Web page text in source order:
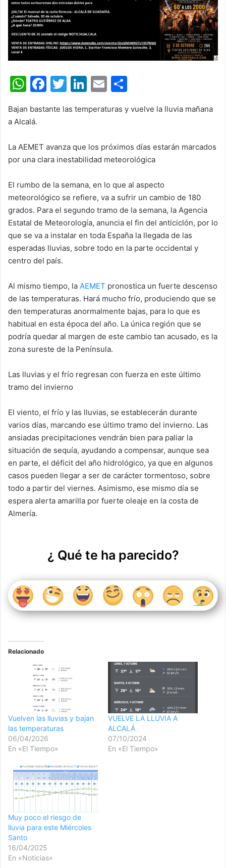
W
at
A
p
p
F
c
b
o
o
k
T
itt
Li
k
dI
n
E
ai m
ar
tir
Bajan bastante las temperaturas y vuelve la lluvia mañana
a Alcalá.
La AEMET avanza que los próximos días estarán marcados
por una clara inestabilidad meteorológica
El rumbo de la semana, en lo que al aspecto
meteorológico se refiere, va a sufrir un cambio de 180
grados. Para el segundo tramo de la semana, la Agencia
Estatal de Meteorología, anuncia el fin del anticiclón, por lo
que se va a instalar en toda España la llegada de las
esperadas lluvias, sobre todo en la parte occidental y
centro del país.
Al mismo tiempo, la AEMET pronostica un fuerte descenso
de las temperaturas. Hará mucho frío, produciendo que se
den temperaturas anormalmente bajas, para lo que es
habitual en esta época del año. La única región que se
podría quedar al margen de este cambio tan acusado, es la
zona sureste de la Península.
Las lluvias y el frío regresan con fuerza en este último
tramo del invierno
El viento, el frío y las lluvias, se establecerán durante
varios días, marcando ese último tramo del invierno. Las
ansiadas precipitaciones vendrán bien para paliar la
situación de sequía, ayudando a compensar, aunque sea
en parte, el déficit del año hidrológico, ya que en algunos
casos pueden llegar a ser de carácter tormentoso, sobre
todo a partir del viernes. Asimismo, ese mismo día se
espera alerta amarilla por fuerte oleaje en la costa de
Almería.
¿ Qué te ha parecido?
Relacionado
Vuelven las lluvias y bajan
las temperaturas
06/04/2026
En «El Tiempo»
VUELVE LA LLUVIA A
ALCALÁ
07/10/2024
En «El Tiempo»
Muy poco el riesgo de
lluvia para este Miércoles
Santo
16/04/2025
En «Noticias»